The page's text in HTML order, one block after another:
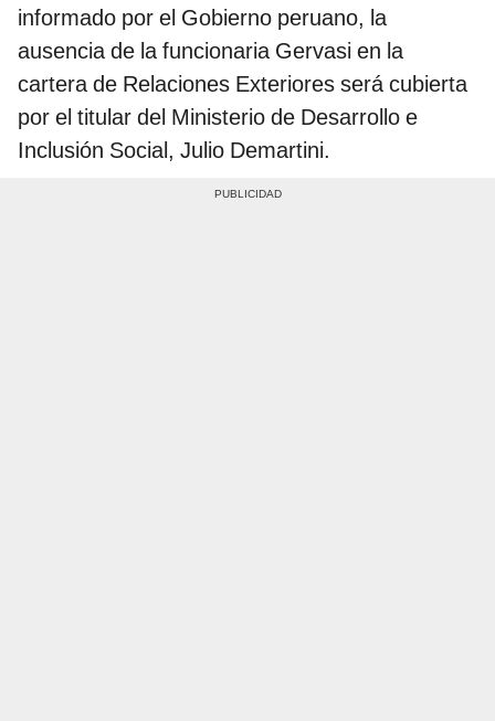
informado por el Gobierno peruano, la
ausencia de la funcionaria Gervasi en la
cartera de Relaciones Exteriores será cubierta
por el titular del Ministerio de Desarrollo e
Inclusión Social, Julio Demartini.